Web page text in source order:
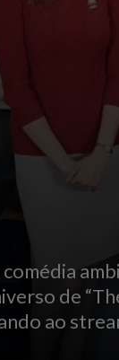
comédia
de
ao